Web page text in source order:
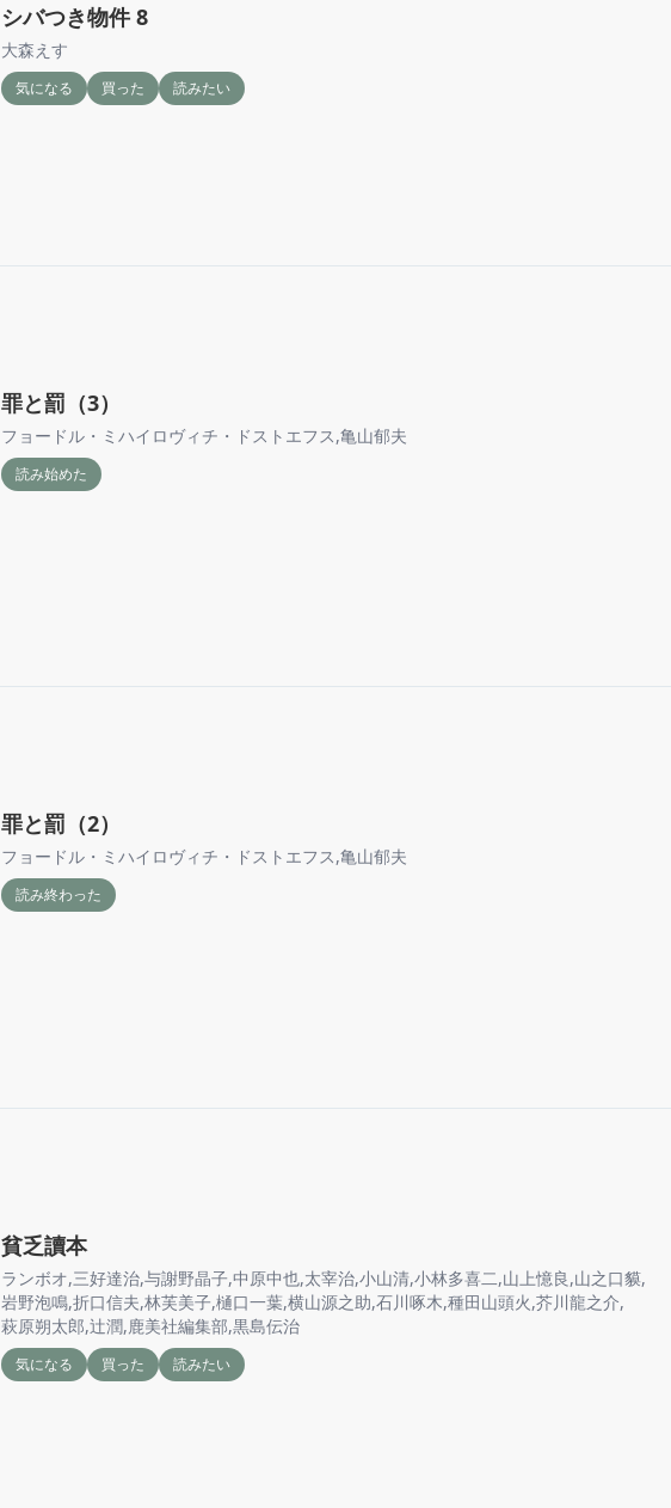
シバつき物件 8
大森えす
気になる 買った 読みたい
罪と罰（3）
フョードル・ミハイロヴィチ・ドストエフス,亀山郁夫
読み始めた
罪と罰（2）
フョードル・ミハイロヴィチ・ドストエフス,亀山郁夫
読み終わった
貧乏讀本
ランボオ,三好達治,与謝野晶子,中原中也,太宰治,小山清,小林多喜二,山上憶良,山之口貘,
岩野泡鳴,折口信夫,林芙美子,樋口一葉,横山源之助,石川啄木,種田山頭火,芥川龍之介,
萩原朔太郎,辻潤,鹿美社編集部,黒島伝治
気になる 買った 読みたい